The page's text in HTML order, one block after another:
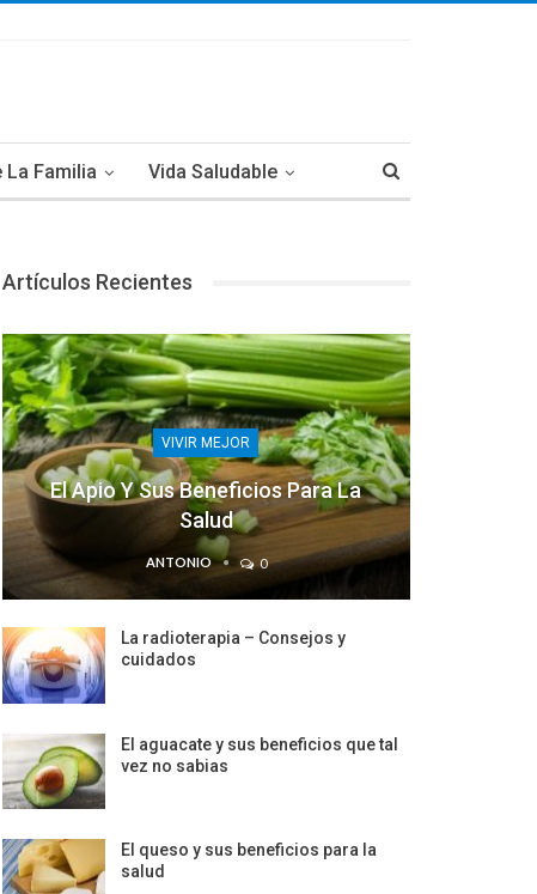
La Familia Vida Saludable
Artículos Recientes
VIVIR MEJOR
El Apio Y Sus Beneficios Para La
Salud
ANTONIO 0
La radioterapia – Consejos y
cuidados
El aguacate y sus beneficios que tal
vez no sabias
El queso y sus beneficios para la
salud